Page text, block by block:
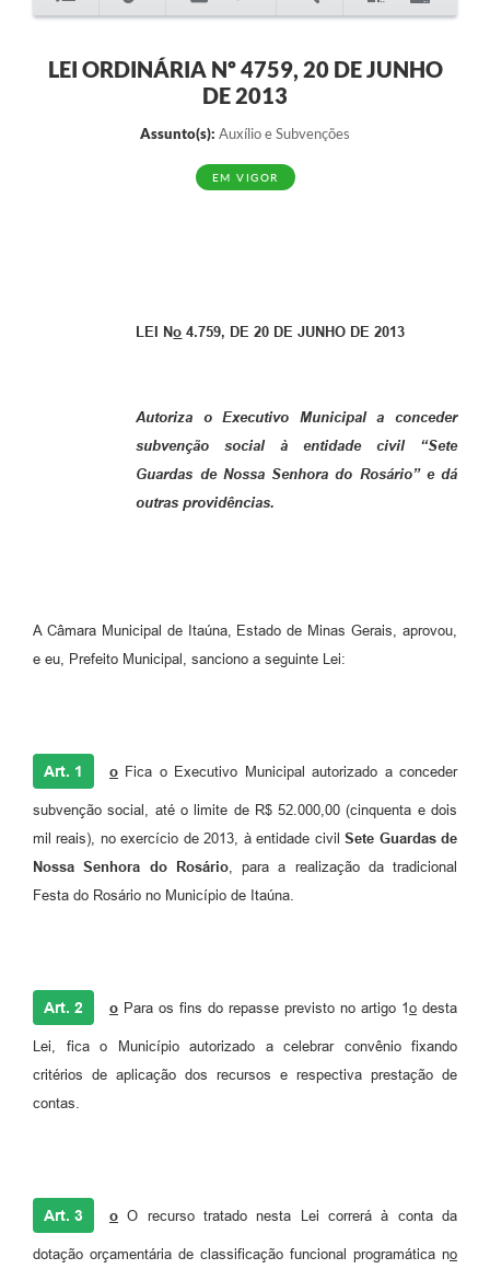
LEI ORDINÁRIA Nº 4759, 20 DE JUNHO
DE 2013
Assunto(s): Auxílio e Subvenções
EM VIGOR
LEI No 4.759, DE 20 DE JUNHO DE 2013
Autoriza o Executivo Municipal a conceder
subvenção social à entidade civil “Sete
Guardas de Nossa Senhora do Rosário” e dá
outras providências.
A Câmara Municipal de Itaúna, Estado de Minas Gerais, aprovou,
e eu, Prefeito Municipal, sanciono a seguinte Lei:
Art. 1 o Fica o Executivo Municipal autorizado a conceder
subvenção social, até o limite de R$ 52.000,00 (cinquenta e dois
mil reais), no exercício de 2013, à entidade civilSete Guardas de
Nossa Senhora do Rosário, para a realização da tradicional
Festa do Rosário no Município de Itaúna.
Art. 2 o Para os fins do repasse previsto no artigo 1o desta
Lei, fica o Município autorizado a celebrar convênio fixando
critérios de aplicação dos recursos e respectiva prestação de
contas.
Art. 3 o O recurso tratado nesta Lei correrá à conta da
dotação orçamentária de classificação funcional programática no